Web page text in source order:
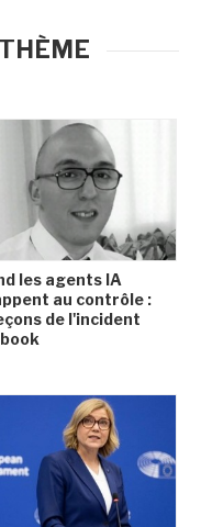
les agents IA
au contrôle :
de l'incident